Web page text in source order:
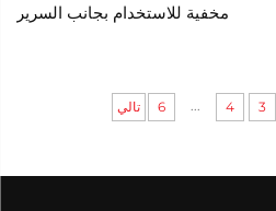
مخفية للاستخدام بجانب السرير
3
4
...
6 تالي